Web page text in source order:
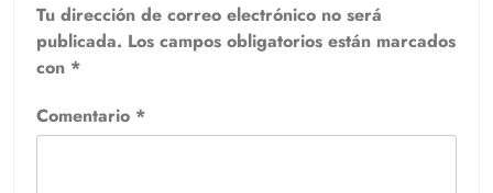
Tu dirección de correo electrónico no será
publicada. Los campos obligatorios están marcados
con *
Comentario *